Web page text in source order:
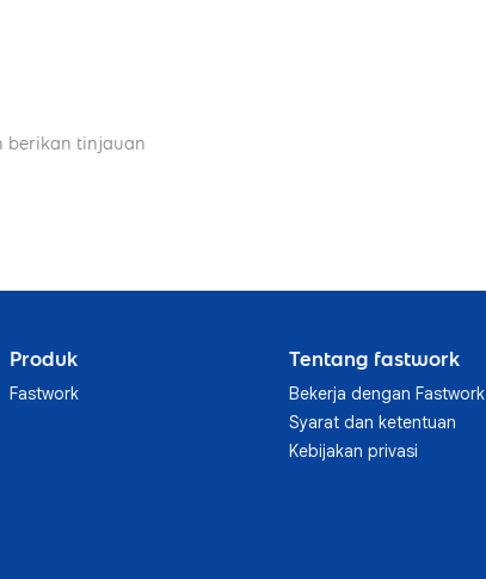
berikan tinjauan
Produk
Fastwork
Tentang fastwork
Bekerja dengan Fastwork
Syarat dan ketentuan
Kebijakan privasi